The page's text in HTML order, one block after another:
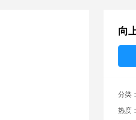
向
分类
热度